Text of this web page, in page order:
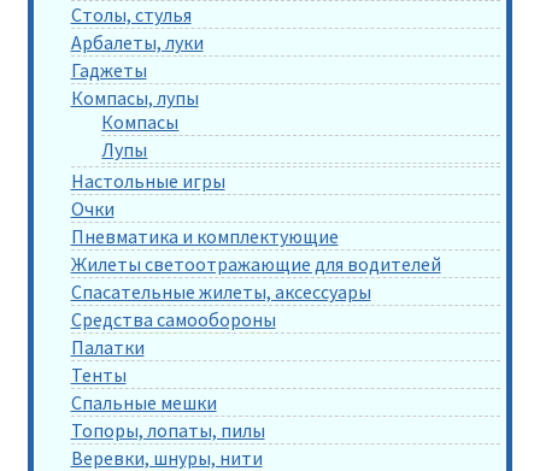
Столы, стулья
Арбалеты, луки
Гаджеты
Компасы, лупы
Компасы
Лупы
Настольные игры
Очки
Пневматика и комплектующие
Жилеты светоотражающие для водителей
Спасательные жилеты, аксессуары
Средства самообороны
Палатки
Тенты
Спальные мешки
Топоры, лопаты, пилы
Веревки, шнуры, нити